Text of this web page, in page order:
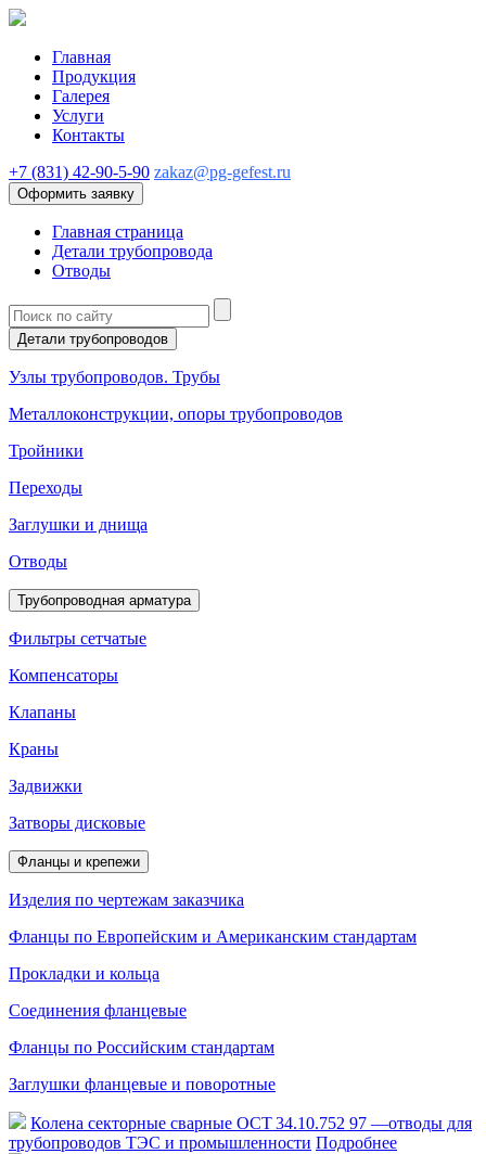
Главная
Продукция
Галерея
Услуги
Контакты
+7 (831) 42-90-5-90 zakaz@pg-gefest.ru
Оформить заявку
Главная страница
Детали трубопровода
Отводы
Детали трубопроводов
Узлы трубопроводов. Трубы
Металлоконструкции, опоры трубопроводов
Тройники
Переходы
Заглушки и днища
Отводы
Трубопроводная арматура
Фильтры сетчатые
Компенсаторы
Клапаны
Краны
Задвижки
Затворы дисковые
Фланцы и крепежи
Изделия по чертежам заказчика
Фланцы по Европейским и Американским стандартам
Прокладки и кольца
Соединения фланцевые
Фланцы по Российским стандартам
Заглушки фланцевые и поворотные
Колена секторные сварные ОСТ 34.10.752 97 —отводы для
трубопроводов ТЭС и промышленности Подробнее